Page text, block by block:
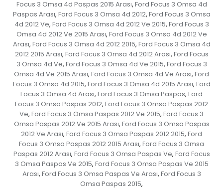
Focus 3 Omsa 4d Paspas 2015 Arası, Ford Focus 3 Omsa 4d
Paspas Arası, Ford Focus 3 Omsa 4d 2012, Ford Focus 3 Omsa
4d 2012 Ve, Ford Focus 3 Omsa 4d 2012 Ve 2015, Ford Focus 3
Omsa 4d 2012 Ve 2015 Arası, Ford Focus 3 Omsa 4d 2012 Ve
Arası, Ford Focus 3 Omsa 4d 2012 2015, Ford Focus 3 Omsa 4d
2012 2015 Arası, Ford Focus 3 Omsa 4d 2012 Arası, Ford Focus
3 Omsa 4d Ve, Ford Focus 3 Omsa 4d Ve 2015, Ford Focus 3
Omsa 4d Ve 2015 Arası, Ford Focus 3 Omsa 4d Ve Arası, Ford
Focus 3 Omsa 4d 2015, Ford Focus 3 Omsa 4d 2015 Arası, Ford
Focus 3 Omsa 4d Arası, Ford Focus 3 Omsa Paspas, Ford
Focus 3 Omsa Paspas 2012, Ford Focus 3 Omsa Paspas 2012
Ve, Ford Focus 3 Omsa Paspas 2012 Ve 2015, Ford Focus 3
Omsa Paspas 2012 Ve 2015 Arası, Ford Focus 3 Omsa Paspas
2012 Ve Arası, Ford Focus 3 Omsa Paspas 2012 2015, Ford
Focus 3 Omsa Paspas 2012 2015 Arası, Ford Focus 3 Omsa
Paspas 2012 Arası, Ford Focus 3 Omsa Paspas Ve, Ford Focus
3 Omsa Paspas Ve 2015, Ford Focus 3 Omsa Paspas Ve 2015
Arası, Ford Focus 3 Omsa Paspas Ve Arası, Ford Focus 3
Omsa Paspas 2015,